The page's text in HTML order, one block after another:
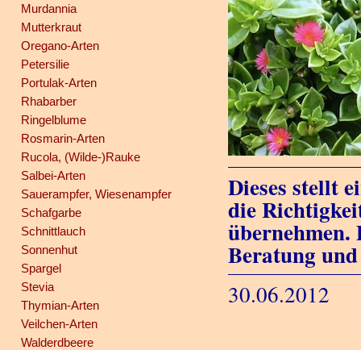
Murdannia
Mutterkraut
Oregano-Arten
Petersilie
Portulak-Arten
Rhabarber
Ringelblume
Rosmarin-Arten
Rucola, (Wilde-)Rauke
Salbei-Arten
Sauerampfer, Wiesenampfer
Schafgarbe
Schnittlauch
Sonnenhut
Spargel
Stevia
Thymian-Arten
Veilchen-Arten
Walderdbeere
Dieses stellt
die
Beratung
30.06.2012